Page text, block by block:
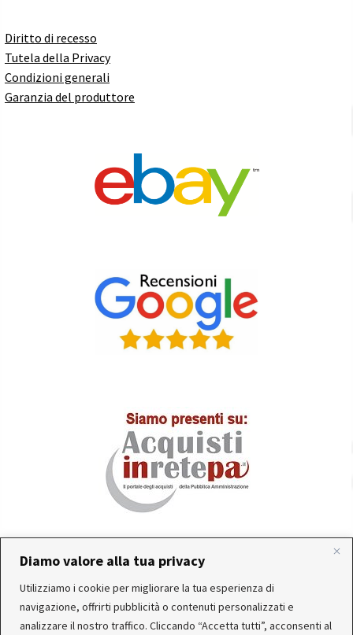
Diamo valore alla tua privacy
Utilizziamo i cookie per migliorare la tua esperienza di
navigazione, offrirti pubblicità o contenuti personalizzati e
analizzare il nostro traffico. Cliccando “Accetta tutti”, acconsenti al
In occasione delle FERIE ESTIVE, alcune aziende
produttrici e corrieri potrebbero sospendere o rallentare
temporaneamente le attività. Per questo motivo, gli
ordini di alcuni reparti (Utensileria - Ferramenta - arredo)
Diritto di recesso
Tutela della Privacy
Condizioni generali
Garanzia del produttore
Servizio clienti attivo: Da Lunedì a Venerdì dalle 10:30 alle
12:30 e dalle 15:30 alle 17:30